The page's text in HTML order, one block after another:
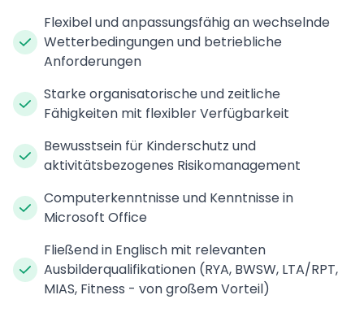
Flexibel und anpassungsfähig an wechselnde
Wetterbedingungen und betriebliche
Anforderungen
Starke organisatorische und zeitliche
Fähigkeiten mit flexibler Verfügbarkeit
Bewusstsein für Kinderschutz und
aktivitätsbezogenes Risikomanagement
Computerkenntnisse und Kenntnisse in
Microsoft Office
Fließend in Englisch mit relevanten
Ausbilderqualifikationen (RYA, BWSW, LTA/RPT,
MIAS, Fitness - von großem Vorteil)